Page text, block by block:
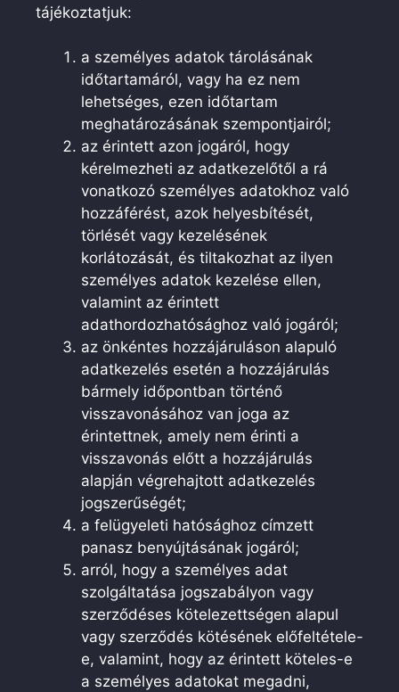
tájékoztatjuk:
a személyes adatok tárolásának
időtartamáról, vagy ha ez nem
lehetséges, ezen időtartam
meghatározásának szempontjairól;
az érintett azon jogáról, hogy
kérelmezheti az adatkezelőtől a rá
vonatkozó személyes adatokhoz való
hozzáférést, azok helyesbítését,
törlését vagy kezelésének
korlátozását, és tiltakozhat az ilyen
személyes adatok kezelése ellen,
valamint az érintett
adathordozhatósághoz való jogáról;
az önkéntes hozzájáruláson alapuló
adatkezelés esetén a hozzájárulás
bármely időpontban történő
visszavonásához van joga az
érintettnek, amely nem érinti a
visszavonás előtt a hozzájárulás
alapján végrehajtott adatkezelés
jogszerűségét;
a felügyeleti hatósághoz címzett
panasz benyújtásának jogáról;
arról, hogy a személyes adat
szolgáltatása jogszabályon vagy
szerződéses kötelezettségen alapul
vagy szerződés kötésének előfeltétele-
e, valamint, hogy az érintett köteles-e
a személyes adatokat megadni,